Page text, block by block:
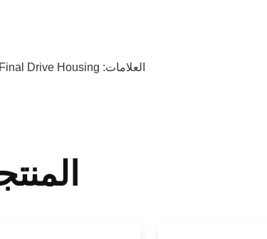
العلامات: Drive Housing